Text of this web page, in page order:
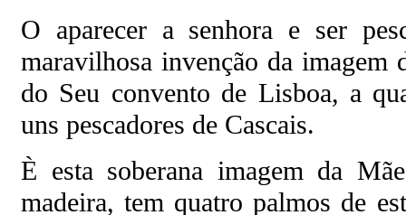
O aparecer a senhora e ser
maravilhosa invenção da imagem
do Seu convento de Lisboa, a
uns pescadores de Cascais.
È esta soberana imagem da
madeira, tem quatro palmos de